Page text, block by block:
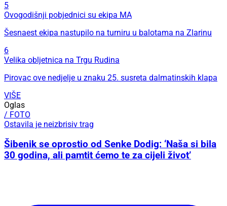
5
Ovogodišnji pobjednici su ekipa MA
Šesnaest ekipa nastupilo na turniru u balotama na Zlarinu
6
Velika obljetnica na Trgu Rudina
Pirovac ove nedjelje u znaku 25. susreta dalmatinskih klapa
VIŠE
Oglas
/ FOTO
Ostavila je neizbrisiv trag
Šibenik se oprostio od Senke Dodig: ‘Naša si bila
30 godina, ali pamtit ćemo te za cijeli život’